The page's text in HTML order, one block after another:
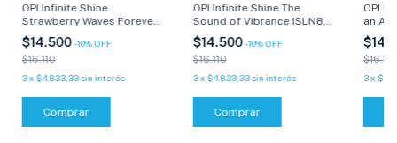
OPI Infinite Shine
Strawberry Waves Forever
ISLN84 -Colección Malibú
- 15 ml
$14.500 -10%OFF
$16.110
3x $4.833,33sin interés
Comprar
OPI Infinite Shine The
Sound of Vibrance ISLN85
-Colección Malibú - 15 ml
$14.500 -10%OFF
$16.110
3 x $4.833,33 sin interés
Comprar
OPI
an
ml
$16.110
3x